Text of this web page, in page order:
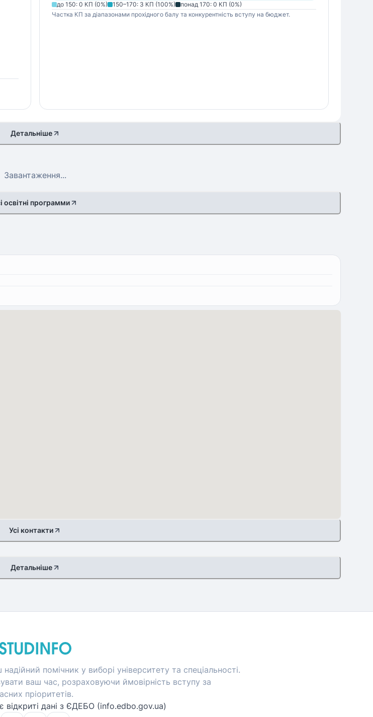
до 150: 0 КП (0%) 150–170: 3 КП (100%) понад 170: 0 КП (0%)
Частка КП за діапазонами прохідного балу та конкурентність вступу на бюджет.
Детальніше
Завантаження...
освітні программи
Усі контакти
Детальніше
помічник у виборі університету та спеціальності.
ваш час, розраховуючи ймовірність вступу за
пріоритетів.
відкриті дані з ЄДЕБО (info.edbo.gov.ua)